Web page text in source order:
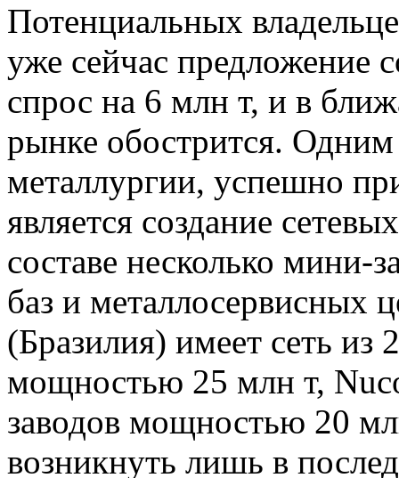
Потенциальных
уже сейчас предложение
спрос на 6 млн т, и в
рынке обострится.
металлургии, успешно
является создание
составе несколько мини-
баз и металлосервисных
(Бразилия) имеет сеть из
мощностью 25 млн т,
заводов мощностью 20
возникнуть лишь в